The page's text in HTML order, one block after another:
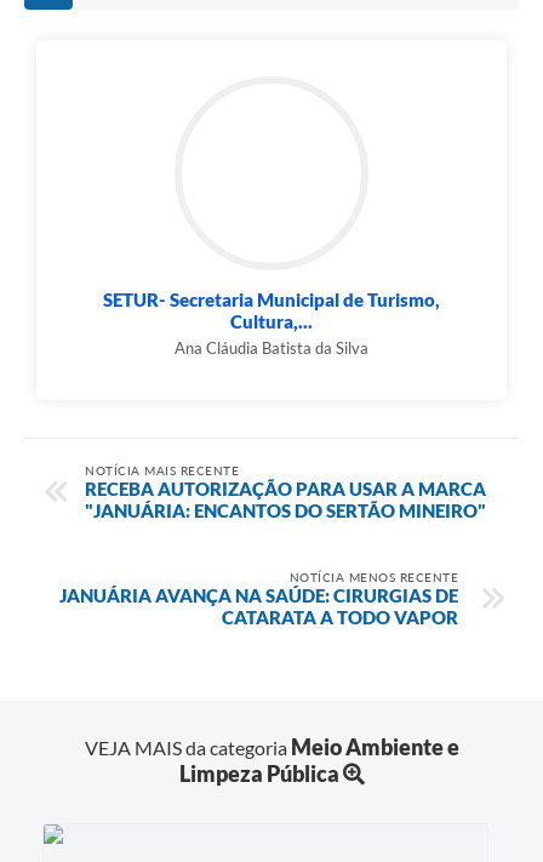
SETUR- Secretaria Municipal de Turismo,
Cultura,...
Ana Cláudia Batista da Silva
NOTÍCIA MAIS RECENTE
RECEBA AUTORIZAÇÃO PARA USAR A MARCA
"JANUÁRIA: ENCANTOS DO SERTÃO MINEIRO"
NOTÍCIA MENOS RECENTE
JANUÁRIA AVANÇA NA SAÚDE: CIRURGIAS DE
CATARATA A TODO VAPOR
VEJA MAIS da categoria Meio Ambiente e
Limpeza Pública